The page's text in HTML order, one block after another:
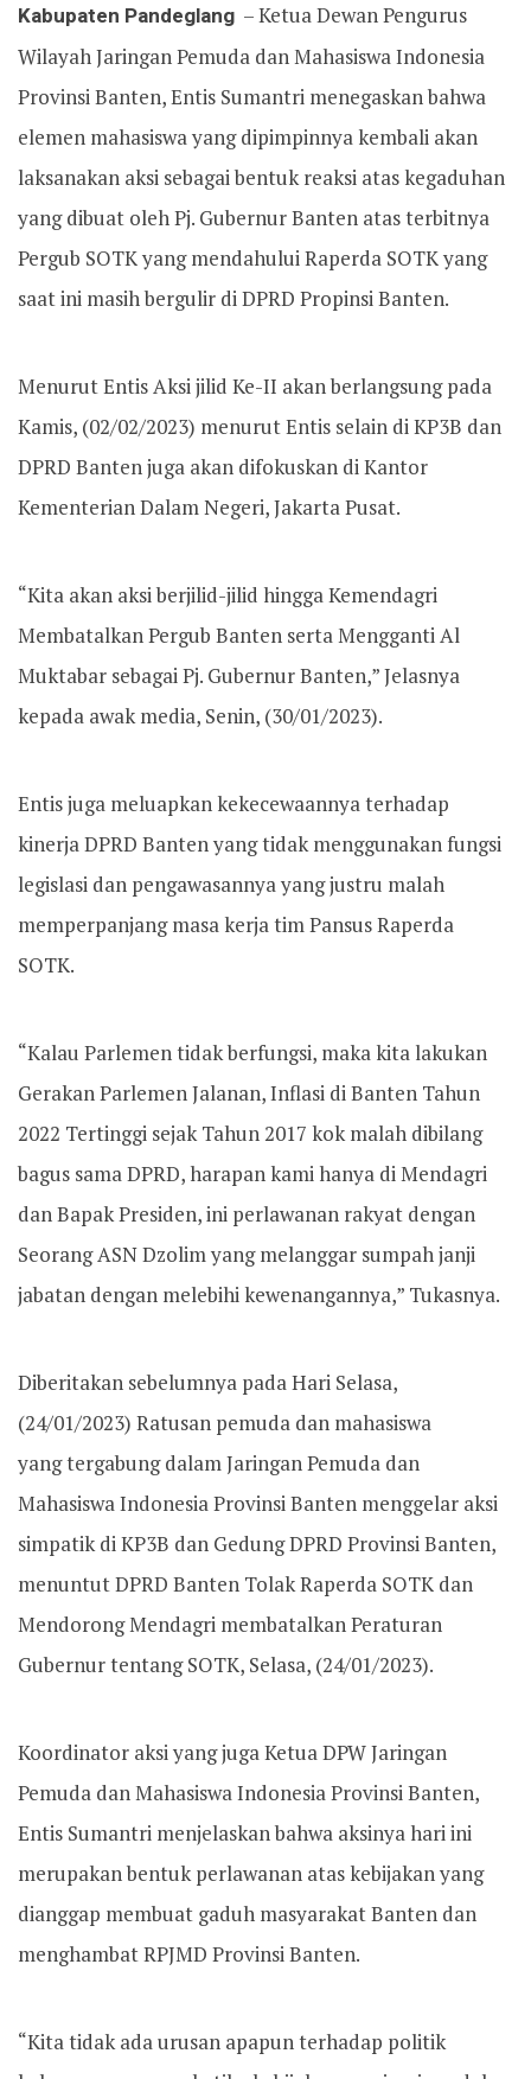
Kabupaten Pandeglang – Ketua Dewan Pengurus
Wilayah Jaringan Pemuda dan Mahasiswa Indonesia
Provinsi Banten, Entis Sumantri menegaskan bahwa
elemen mahasiswa yang dipimpinnya kembali akan
laksanakan aksi sebagai bentuk reaksi atas kegaduhan
yang dibuat oleh Pj. Gubernur Banten atas terbitnya
Pergub SOTK yang mendahului Raperda SOTK yang
saat ini masih bergulir di DPRD Propinsi Banten.
Menurut Entis Aksi jilid Ke-II akan berlangsung pada
Kamis, (02/02/2023) menurut Entis selain di KP3B dan
DPRD Banten juga akan difokuskan di Kantor
Kementerian Dalam Negeri, Jakarta Pusat.
“Kita akan aksi berjilid-jilid hingga Kemendagri
Membatalkan Pergub Banten serta Mengganti Al
Muktabar sebagai Pj. Gubernur Banten,” Jelasnya
kepada awak media, Senin, (30/01/2023).
Entis juga meluapkan kekecewaannya terhadap
kinerja DPRD Banten yang tidak menggunakan fungsi
legislasi dan pengawasannya yang justru malah
memperpanjang masa kerja tim Pansus Raperda
SOTK.
“Kalau Parlemen tidak berfungsi, maka kita lakukan
Gerakan Parlemen Jalanan, Inflasi di Banten Tahun
2022 Tertinggi sejak Tahun 2017 kok malah dibilang
bagus sama DPRD, harapan kami hanya di Mendagri
dan Bapak Presiden, ini perlawanan rakyat dengan
Seorang ASN Dzolim yang melanggar sumpah janji
jabatan dengan melebihi kewenangannya,” Tukasnya.
Diberitakan sebelumnya pada Hari Selasa,
(24/01/2023) Ratusan pemuda dan mahasiswa
yang tergabung dalam Jaringan Pemuda dan
Mahasiswa Indonesia Provinsi Banten menggelar aksi
simpatik di KP3B dan Gedung DPRD Provinsi Banten,
menuntut DPRD Banten Tolak Raperda SOTK dan
Mendorong Mendagri membatalkan Peraturan
Gubernur tentang SOTK, Selasa, (24/01/2023).
Koordinator aksi yang juga Ketua DPW Jaringan
Pemuda dan Mahasiswa Indonesia Provinsi Banten,
Entis Sumantri menjelaskan bahwa aksinya hari ini
merupakan bentuk perlawanan atas kebijakan yang
dianggap membuat gaduh masyarakat Banten dan
menghambat RPJMD Provinsi Banten.
“Kita tidak ada urusan apapun terhadap politik